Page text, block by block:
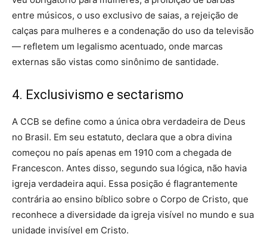
entre músicos, o uso exclusivo de saias, a rejeição de
calças para mulheres e a condenação do uso da televisão
— refletem um legalismo acentuado, onde marcas
externas são vistas como sinônimo de santidade.
4. Exclusivismo e sectarismo
A CCB se define como a única obra verdadeira de Deus
no Brasil. Em seu estatuto, declara que a obra divina
começou no país apenas em 1910 com a chegada de
Francescon. Antes disso, segundo sua lógica, não havia
igreja verdadeira aqui. Essa posição é flagrantemente
contrária ao ensino bíblico sobre o Corpo de Cristo, que
reconhece a diversidade da igreja visível no mundo e sua
unidade invisível em Cristo.